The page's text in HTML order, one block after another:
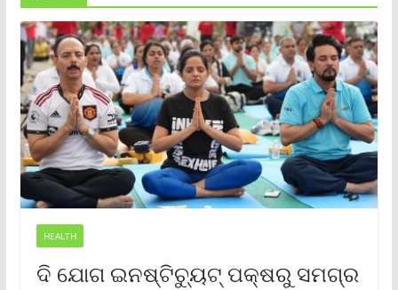
HEALTH
ଦି ଯୋଗ ଇନଷ୍ଟିଚ୍ୟୁଟ୍ ପକ୍ଷରୁ ସମଗ୍ର